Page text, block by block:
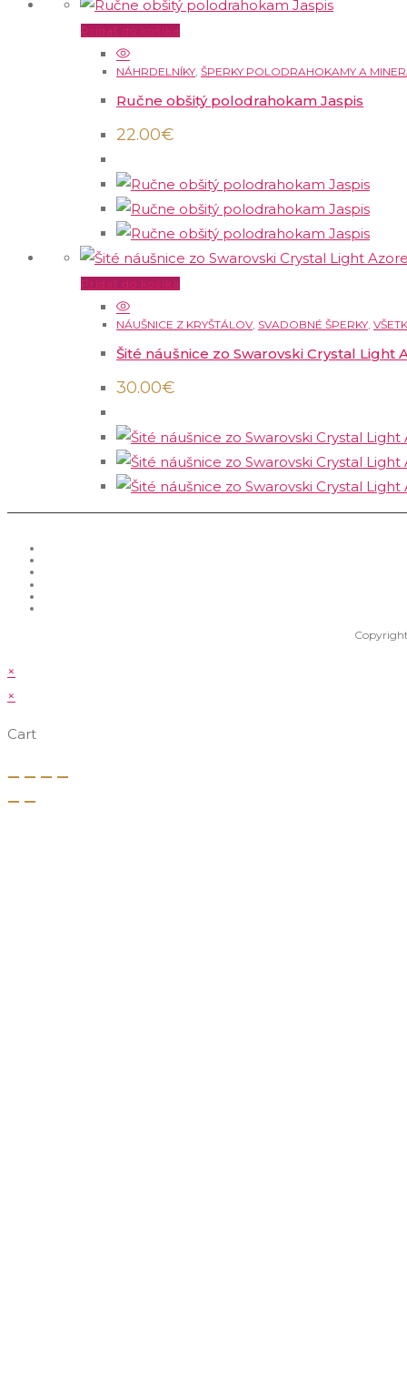
Pridať do košíka
NÁHRDELNÍKY ŠPERKY POLODRAHOKAMY A
Ručne obšitý polodrahokam Jaspis
22.00€
Pridať do košíka
NÁUŠNICE Z KRYŠTÁLOV, SVADOBNÉ ŠPERKY
Šité náušnice zo Swarovski Crystal Light
30.00€
×
×
Cart